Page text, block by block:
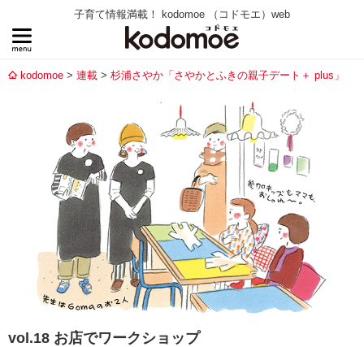
子育て情報満載！ kodomoe （コドモエ）web
kodomoe 連載 杉浦さやか「さやかとふきの親子デート＋ plus」
vol.18 お店でワークショップ